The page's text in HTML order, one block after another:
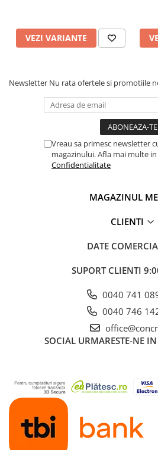
VEZI VARIANTE
Newsletter Nu rata ofertele si promotiile
Vreau sa primesc newsletter
magazinului. Afla mai multe in
Confidentialitate
MAGAZINUL
CLIENTI
DATE
SUPORT CLIENTI
0040 741
0040 746
SOCIAL URMARESTE-NE